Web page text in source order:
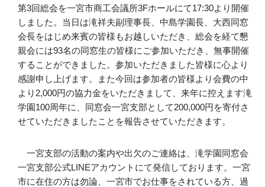
第3回総会を一宮市商工会議所3Fホールにて17:30より開催
しました。当日は滝祥夫副理事長、中島学園長、大西同窓
会長をはじめ来賓の皆様もお越しいただき、総会を経て懇
親会には93名の同窓生の皆様にご参加いただき、無事開催
することができました。参加いただきました皆様に心より
感謝申し上げます。また今回は参加者の皆様より会費の中
より2,000円の協力金をいただきまして、来年に控えます滝
学園100周年に、同窓会一宮支部として200,000円を寄付さ
せていただきましたことを報告させていただきます。
一宮支部の活動の案内や出欠のご連絡は、滝学園同窓会
一宮支部公式LINEアカウントにて発信しております。一宮
市に在住の方は勿論、一宮市でお仕事をされている方、過